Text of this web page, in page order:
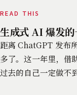
READ THIS
生成式 AI 爆发
距离 ChatGPT 发布
多了。这一年里，借
过去的自己一定做不